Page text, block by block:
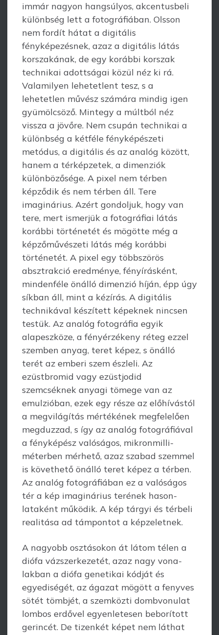
immár nagyon hang­súlyos, akcentusbeli
különbség lett a fotográfiában. Olsson
nem fordít hátat a digitális
fényképezésnek, azaz a digitális látás
korszakának, de egy korábbi korszak
technikai adottságai közül néz ki rá.
Valamilyen lehetetlent tesz, s a
lehetetlen mű­vész számára mindig igen
gyümölcsöző. Mintegy a múltból néz
vissza a jövőre. Nem csupán technikai a
különbség a kétféle fényképészeti
metódus, a digitális és az analóg között,
hanem a térképzetek, a dimenziók
különbözősége. A pixel nem térben
képződik és nem térben áll. Tere
imaginárius. Azért gondoljuk, hogy van
tere, mert ismerjük a fotográfiai látás
korábbi történetét és mögötte még a
képzőmű­vészeti látás még korábbi
történetét. A pixel egy többszörös
absztrakció eredménye, fényírásként,
mindenféle önálló dimenzió híján, épp úgy
síkban áll, mint a kézírás. A digitális
technikával készített képeknek nincsen
testük. Az analóg fotográfia egyik
alapeszköze, a fényérzékeny réteg ezzel
szemben anyag, teret képez, s önálló
terét az emberi szem észleli. Az
ezüstbromid vagy ezüstjodid
szemcséknek anyagi tömege van az
emulzióban, ezek egy része az előhívástól
a megvilágítás mértékének megfe­lelően
megduzzad, s így az analóg fotográfiával
a fényképész valóságos, mikron­milli­
méterben mérhető, azaz szabad szemmel
is követhető önálló teret képez a térben.
Az analóg fotográfiában ez a valóságos
tér a kép imaginárius terének hason­
lataként működik. A kép tárgyi és térbeli
realitása ad támpontot a képzeletnek.
A nagyobb osztásokon át látom télen a
diófa vázszerkezetét, azaz nagy vona­
lakban a diófa genetikai kódját és
egyediségét, az ágazat mögött a fenyves
sötét tömbjét, a szemközti dombvonulat
lombos erdővel egyenletesen beborított
gerincét. De tizenkét képet nem láthat